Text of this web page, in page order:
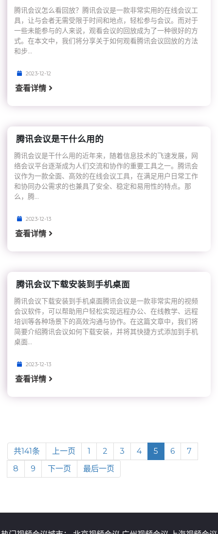
腾讯会议怎么看回放？腾讯会议是一款非常实用的在线会议工
具，让与会者无需受限于时间和地点，轻松参与会议。而对于
一些未能参与的人来说，观看会议的回放成为了一种很好的方
式。在本文中，我们将分享关于如何观看腾讯会议回放的方法
和步...
2023-12-12
查看详情
腾讯会议是干什么用的
腾讯会议是干什么用的近年来，随着信息技术的飞速发展，网
络会议平台逐渐成为人们交流和协作的重要工具之一。腾讯会
议作为一款全面、高效的在线会议工具，在满足用户日常工作
和协同办公需求的也兼具了安全、稳定和易用性的特点。那
么，腾...
2023-12-13
查看详情
腾讯会议下载安装到手机桌面
腾讯会议下载安装到手机桌面腾讯会议是一款非常实用的视频
会议软件，可以帮助用户轻松实现远程办公、在线教学、远程
培训等各种场景下的高效沟通与协作。在这篇文章中，我们将
简要介绍腾讯会议如何下载安装，并将其快捷方式添加到手机
桌面...
2023-12-13
查看详情
共141条 上一页 1 2 3 4 5 6
7
8
9 下一页 最后一页